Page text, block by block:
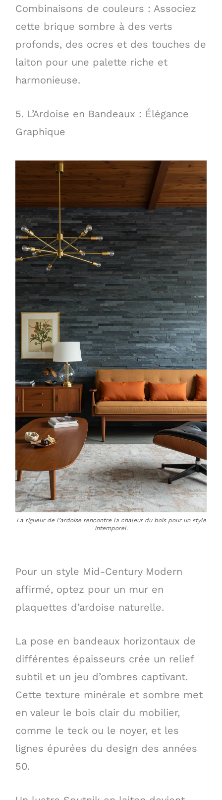
Combinaisons de couleurs : Associez
cette brique sombre à des verts
profonds, des ocres et des touches de
laiton pour une palette riche et
harmonieuse.
5. L’Ardoise en Bandeaux : Élégance
Graphique
La rigueur de l’ardoise rencontre la chaleur du bois pour un style
intemporel.
Pour un style Mid-Century Modern
affirmé, optez pour un mur en
plaquettes d’ardoise naturelle.
La pose en bandeaux horizontaux de
différentes épaisseurs crée un relief
subtil et un jeu d’ombres captivant.
Cette texture minérale et sombre met
en valeur le bois clair du mobilier,
comme le teck ou le noyer, et les
lignes épurées du design des années
50.